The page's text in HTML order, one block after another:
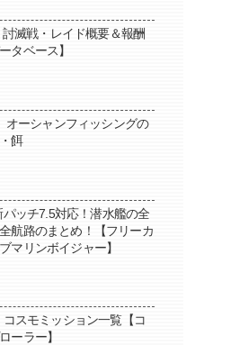
討滅戦・レイド概要＆報酬
タベース】
オーシャンフィッシングの
餌
パッチ7.5対応！潜水艦の全
航路のまとめ！【フリーカ
マリンボイジャー】
コスモミッション一覧【コ
ーラー】